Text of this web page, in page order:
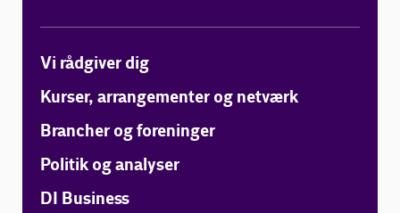
Vi rådgiver dig
Kurser, arrangementer og netværk
Brancher og foreninger
Politik og analyser
DI Business